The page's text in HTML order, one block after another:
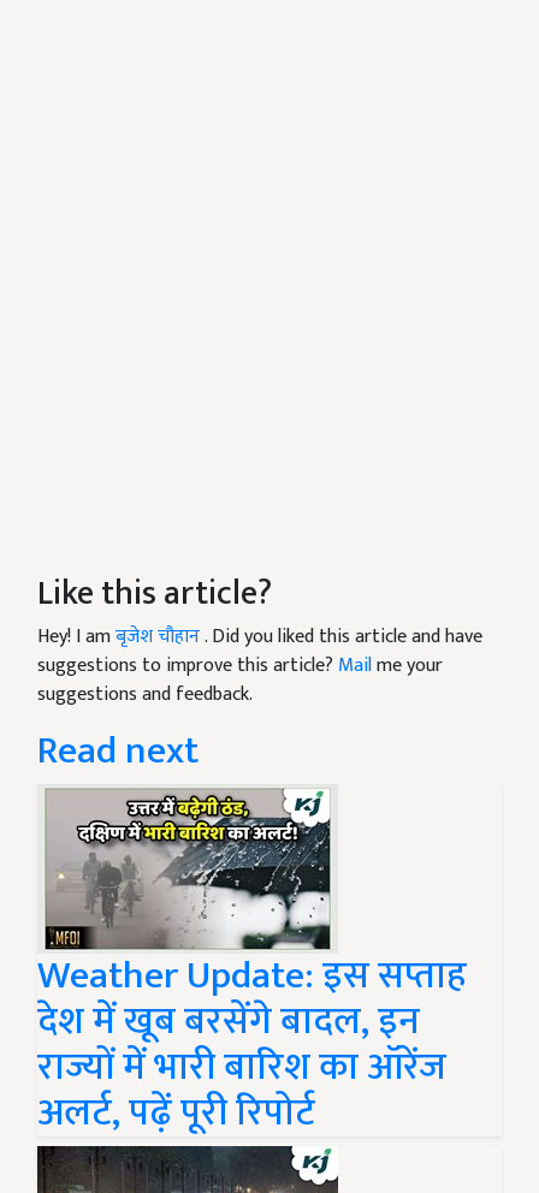
Like this article?
Hey! I amबृजेश चौहान. Did you liked this article and have
suggestions to improve this article? Mailme your
suggestions and feedback.
Read next
Weather Update: इस सप्ताह
देश में खूब बरसेंगे बादल, इन
राज्यों में भारी बारिश का ऑरेंज
अलर्ट, पढ़ें पूरी रिपोर्ट